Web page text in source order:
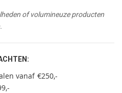
of volumineuze producten
vanaf €250,-